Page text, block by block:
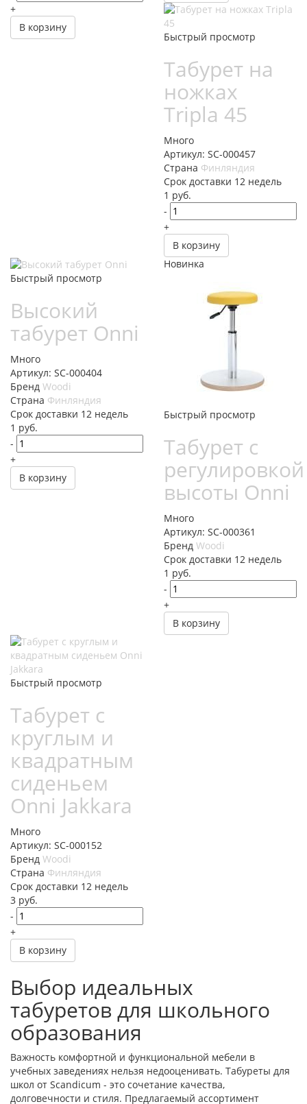
+
В корзину
Быстрый просмотр
Табурет на
ножках
Tripla 45
Много
Артикул: SC-000457
Страна Финляндия
Cрок доставки 12 недель
1 руб.
-
+
В корзину
Быстрый просмотр
Высокий
табурет Onni
Много
Артикул: SC-000404
Бренд Woodi
Страна Финляндия
Cрок доставки 12 недель
1 руб.
-
+
В корзину
Новинка
Быстрый просмотр
Табурет с
регулировкой
высоты Onni
Много
Артикул: SC-000361
Бренд Woodi
Cрок доставки 12 недель
1 руб.
-
+
В корзину
Быстрый просмотр
Табурет с
круглым и
квадратным
сиденьем
Onni Jakkara
Много
Артикул: SC-000152
Бренд Woodi
Страна Финляндия
Cрок доставки 12 недель
3 руб.
-
+
В корзину
Выбор идеальных
табуретов для школьного
образования
Важность комфортной и функциональной мебели в
учебных заведениях нельзя недооценивать. Табуреты для
школ от Scandicum - это сочетание качества,
долговечности и стиля. Предлагаемый ассортимент